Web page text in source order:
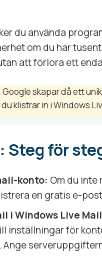
du använda
om du har
att förlora ett
. Google skapar då ett
klistrar in i Windows
Steg för
konto: Om du inte
en gratis e-
i Windows Live
inställningar för
Ange